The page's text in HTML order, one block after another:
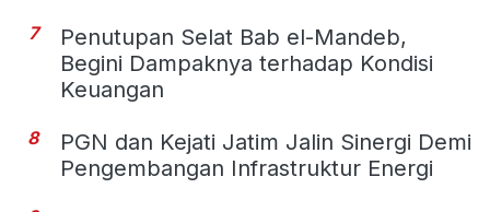
7
Penutupan Selat Bab el-Mandeb,
Begini Dampaknya terhadap Kondisi
Keuangan
8
PGN dan Kejati Jatim Jalin Sinergi Demi
Pengembangan Infrastruktur Energi